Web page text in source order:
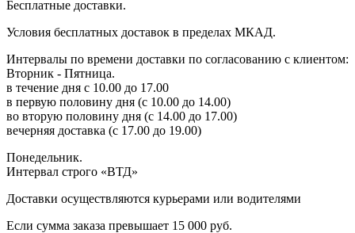
Бесплатные доставки.
Условия бесплатных доставок в пределах МКАД.
Интервалы по времени доставки по согласованию с клиентом:
Вторник - Пятница.
в течение дня с 10.00 до 17.00
в первую половину дня (с 10.00 до 14.00)
во вторую половину дня (с 14.00 до 17.00)
вечерняя доставка (с 17.00 до 19.00)
Понедельник.
Интервал строго «ВТД»
Доставки осуществляются курьерами или водителями
Если сумма заказа превышает 15 000 руб.